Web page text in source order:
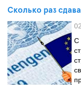
Сколько раз
С